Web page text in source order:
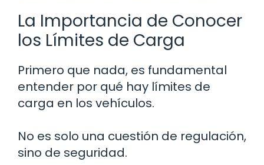
La Importancia de Conocer
los Límites de Carga
Primero que nada, es fundamental
entender por qué hay límites de
carga en los vehículos.
No es solo una cuestión de regulación,
sino de seguridad.